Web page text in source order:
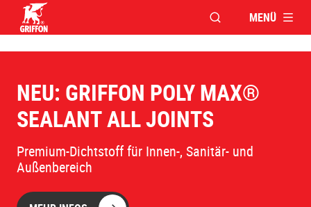
FENSTER FÜR DIE
MENÜ
NEU: GRIFFON POLY MAX®
SEALANT ALL JOINTS
Premium-Dichtstoff für Innen-, Sanitär- und
Außenbereich